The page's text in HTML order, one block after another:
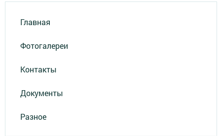
Главная
Фотогалереи
Контакты
Документы
Разное